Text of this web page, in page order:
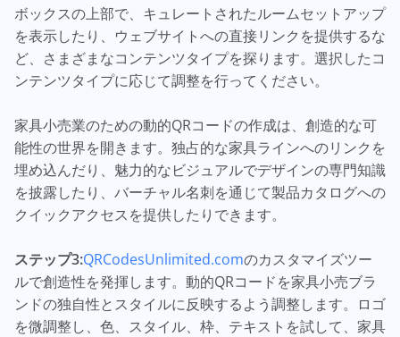
ボックスの上部で、キュレートされたルームセットアップ
を表示したり、ウェブサイトへの直接リンクを提供するな
ど、さまざまなコンテンツタイプを探ります。選択したコ
ンテンツタイプに応じて調整を行ってください。
家具小売業のための動的QRコードの作成は、創造的な可
能性の世界を開きます。独占的な家具ラインへのリンクを
埋め込んだり、魅力的なビジュアルでデザインの専門知識
を披露したり、バーチャル名刺を通じて製品カタログへの
クイックアクセスを提供したりできます。
ステップ3:QRCodesUnlimited.comのカスタマイズツー
ルで創造性を発揮します。動的QRコードを家具小売ブラ
ンドの独自性とスタイルに反映するよう調整します。ロゴ
を微調整し、色、スタイル、枠、テキストを試して、家具